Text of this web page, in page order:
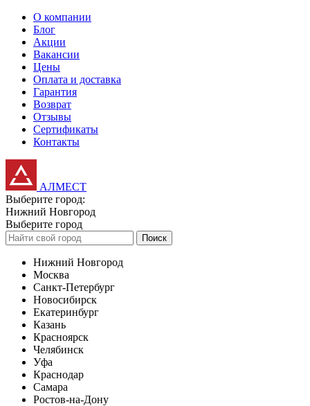
О компании
Блог
Акции
Вакансии
Цены
Оплата и доставка
Гарантия
Возврат
Отзывы
Сертификаты
Контакты
АЛМЕСТ
Выберите город:
Нижний Новгород
Выберите город
Поиск
Нижний Новгород
Москва
Санкт-Петербург
Новосибирск
Екатеринбург
Казань
Красноярск
Челябинск
Уфа
Краснодар
Самара
Ростов-на-Дону